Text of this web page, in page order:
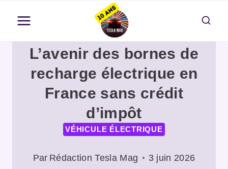
contenu
L’avenir des bornes de
recharge électrique en
France sans crédit
d’impôt
VÉHICULE ÉLECTRIQUE
Par Rédaction Tesla Mag 3 juin 2026